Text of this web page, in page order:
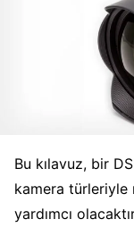
Bu kılavuz, bir
kamera türleriyle
yardımcı